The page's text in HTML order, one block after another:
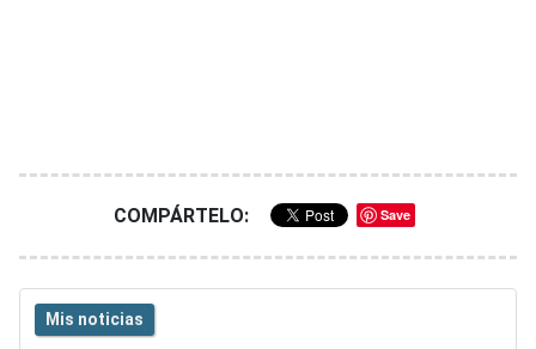
COMPÁRTELO: Save
Mis noticias